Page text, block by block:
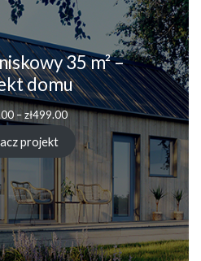
35 m² –
domu
– zł499.00Zakres
zł249.00
zł499.00
projekt